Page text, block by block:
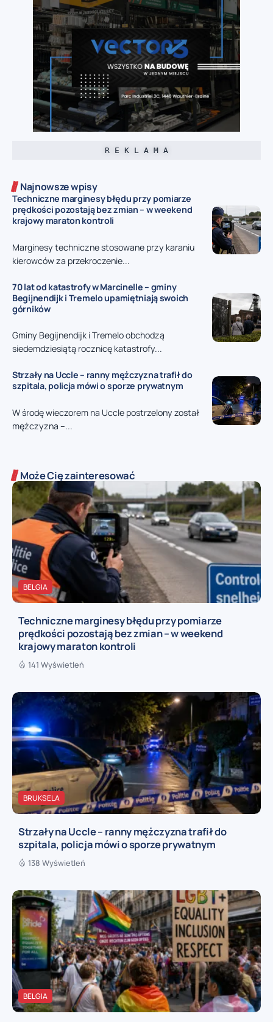
R E K L A M A
Najnowsze wpisy
Techniczne marginesy błędu przy pomiarze
prędkości pozostają bez zmian – w weekend
krajowy maraton kontroli
Marginesy techniczne stosowane przy karaniu
kierowców za przekroczenie...
70 lat od katastrofy w Marcinelle – gminy
Begijnendijk i Tremelo upamiętniają swoich
górników
Gminy Begijnendijk i Tremelo obchodzą
siedemdziesiątą rocznicę katastrofy...
Strzały na Uccle – ranny mężczyzna trafił do
szpitala, policja mówi o sporze prywatnym
W środę wieczorem na Uccle postrzelony został
mężczyzna –...
Może Cię zainteresować
BELGIA
Techniczne marginesy błędu przy pomiarze
prędkości pozostają bez zmian – w weekend
krajowy maraton kontroli
141 Wyświetleń
BRUKSELA
Strzały na Uccle – ranny mężczyzna trafił do
szpitala, policja mówi o sporze prywatnym
138 Wyświetleń
BELGIA